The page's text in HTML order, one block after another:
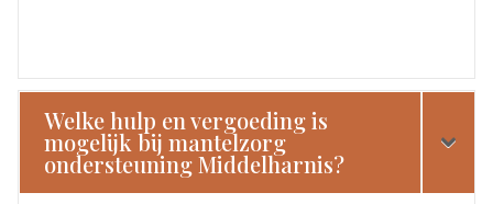
Welke hulp en vergoeding is
mogelijk bij mantelzorg
ondersteuning Middelharnis?